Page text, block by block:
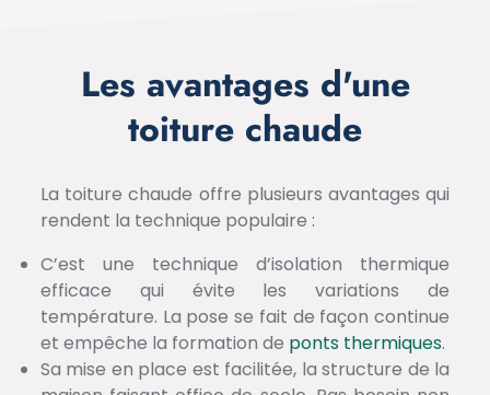
Les avantages d'une
toiture chaude
La toiture chaude offre plusieurs avantages qui
rendent la technique populaire :
C’est une technique d’isolation thermique
efficace qui évite les variations de
température. La pose se fait de façon continue
et empêche la formation de ponts thermiques.
Sa mise en place est facilitée, la structure de la